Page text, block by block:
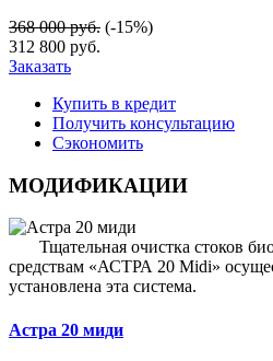
368 000 руб. (-15%)
312 800 руб.
Заказать
Купить в кредит
Получить консультацию
Сэкономить
МОДИФИКАЦИИ
Тщательная очистка стоков
средствам «АСТРА 20 Midi»
установлена эта система.
Астра 20 миди